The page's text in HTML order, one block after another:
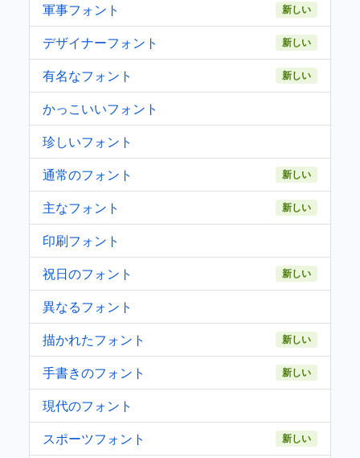
軍事フォント 新しい
デザイナーフォント 新しい
有名なフォント 新しい
かっこいいフォント
珍しいフォント
通常のフォント
新しい
主なフォント 新しい
印刷フォント
祝日のフォント
新しい
異なるフォント
描かれたフォント
新しい
手書きのフォント 新しい
現代のフォント
スポーツフォント
新しい